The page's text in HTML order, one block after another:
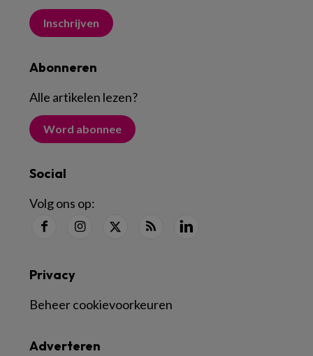
Inschrijven
Abonneren
Alle artikelen lezen?
Word abonnee
Social
Volg ons op:
Adverteren
Privacy
Beheer cookievoorkeuren